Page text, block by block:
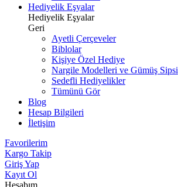
Hediyelik Eşyalar
Hediyelik Eşyalar
Geri
Ayetli Çerçeveler
Biblolar
Kişiye Özel Hediye
Nargile Modelleri ve Gümüş Sipsi
Sedefli Hediyelikler
Tümünü Gör
Blog
Hesap Bilgileri
İletişim
Favorilerim
Kargo Takip
Giriş Yap
Kayıt Ol
Hesabım